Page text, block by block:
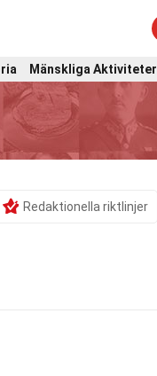
Mänskliga Aktiviteter
Redaktionella riktlinjer